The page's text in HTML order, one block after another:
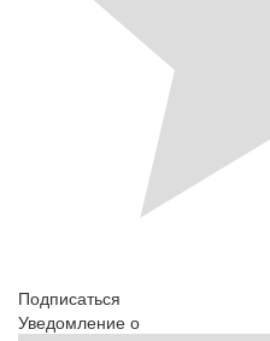
Подписаться
Уведомление о